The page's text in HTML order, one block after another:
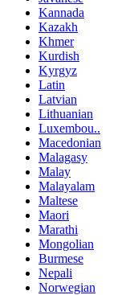
Kannada
Kazakh
Khmer
Kurdish
Kyrgyz
Latin
Latvian
Lithuanian
Luxembou..
Macedonian
Malagasy
Malay
Malayalam
Maltese
Maori
Marathi
Mongolian
Burmese
Nepali
Norwegian